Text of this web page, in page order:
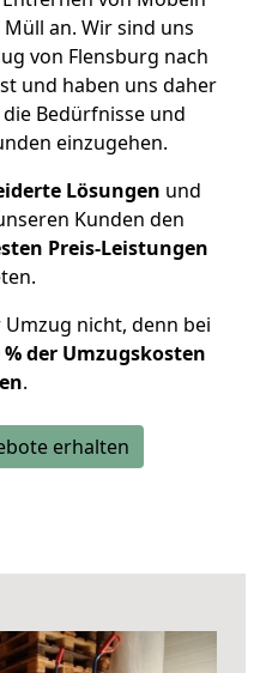
an. Wir sind uns
von Flensburg nach
und haben uns daher
Bedürfnisse und
einzugehen.
Lösungen und
Kunden den
Preis-Leistungen
nicht, denn bei
% der Umzugskosten
.
erhalten